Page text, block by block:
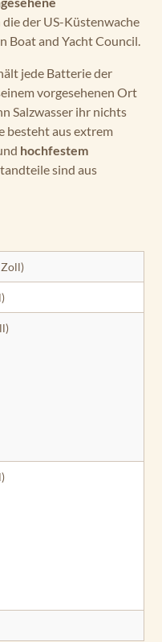
die der US-Küstenwache
Boat and Yacht Council.
jede Batterie der
vorgesehenen Ort
Salzwasser ihr nichts
besteht aus extrem
hochfestem
sind aus